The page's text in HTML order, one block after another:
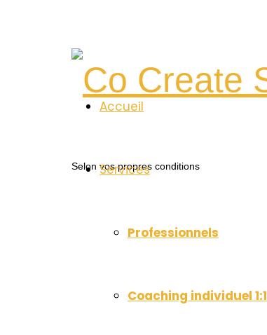
Co
Selon vos propres conditions
Accueil
Services
Professionnels
Coaching individuel 1:1